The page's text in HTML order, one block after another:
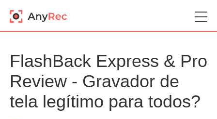
FlashBack Express & Pro
Review - Gravador de
tela legítimo para todos?